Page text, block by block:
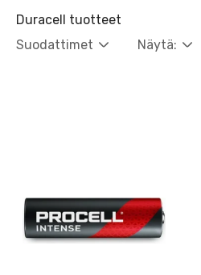
Duracell tuotteet
Suodattimet
Näytä: